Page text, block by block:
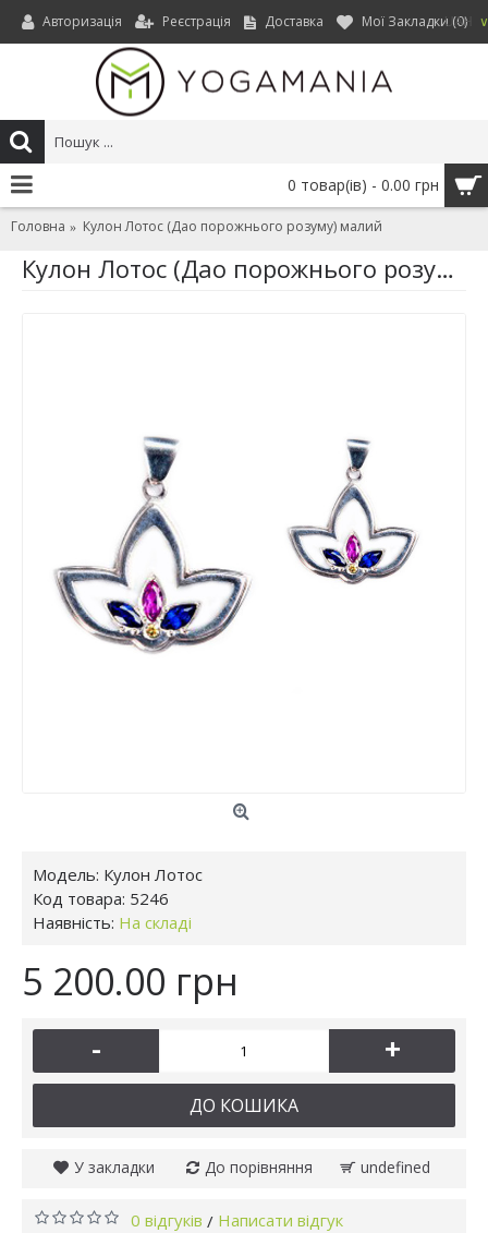
UAH ∨
Авторизація Реєстрація Доставка Мої Закладки (0)
0 товар(ів) - 0.00 грн
Головна Кулон Лотос (Дао порожнього розуму) малий
Кулон Лотос (Дао порожнього розуму) малий
Модель: Кулон Лотос
Код товара: 5246
Наявність: На складі
5 200.00 грн
- +
ДО КОШИКА
У закладки До порівняння undefined
0 відгуків / Написати відгук